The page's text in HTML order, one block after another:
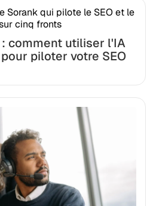
comment utiliser l'IA
piloter votre SEO